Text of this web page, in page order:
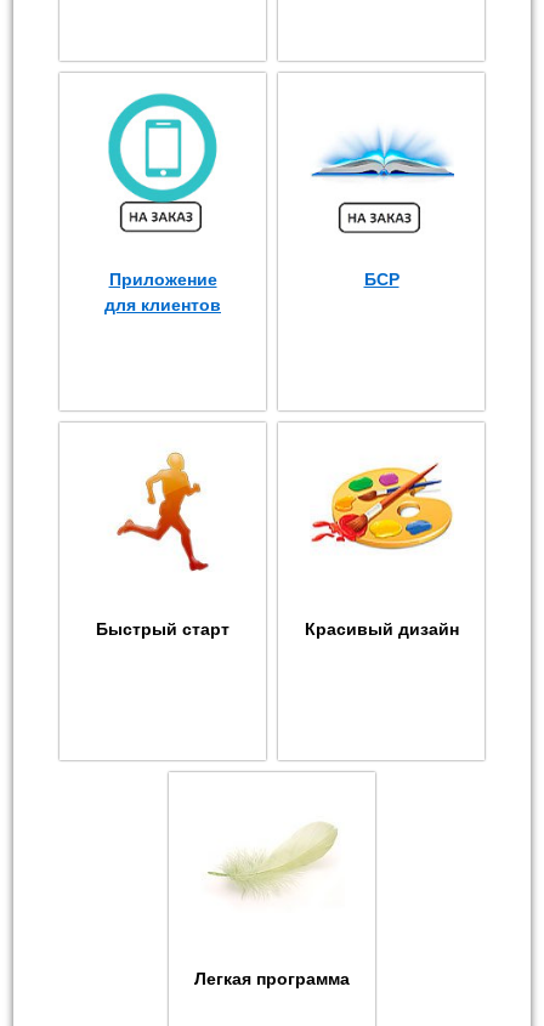
Приложение
для клиентов
БСР
Быстрый старт Красивый дизайн
Легкая программа